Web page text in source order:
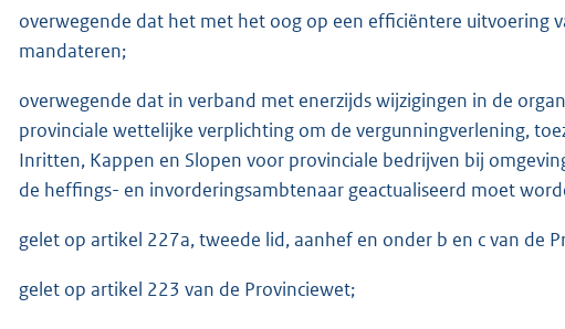
overwegende dat het met het oog op een efficiëntere uitvoering
mandateren;
overwegende dat in verband met enerzijds wijzigingen in de
provinciale wettelijke verplichting om de vergunningverlening,
Inritten, Kappen en Slopen voor provinciale bedrijven bij
de heffings- en invorderingsambtenaar geactualiseerd moet
gelet op artikel 227a, tweede lid, aanhef en onder b en c van de
gelet op artikel 223 van de Provinciewet;